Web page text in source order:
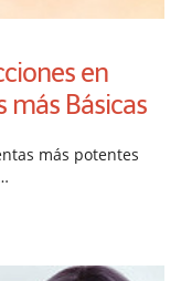
en
más Básicas
más potentes